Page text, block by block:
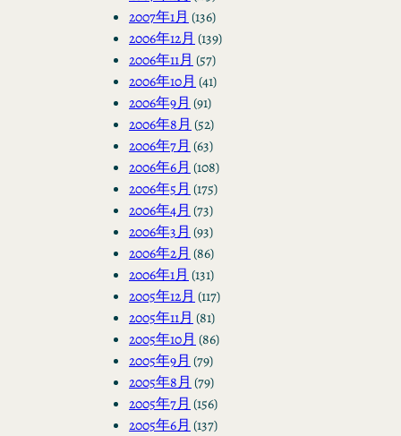
2007年1月 (136)
2006年12月 (139)
2006年11月 (57)
2006年10月 (41)
2006年9月 (91)
2006年8月 (52)
2006年7月 (63)
2006年6月 (108)
2006年5月 (175)
2006年4月 (73)
2006年3月 (93)
2006年2月 (86)
2006年1月 (131)
2005年12月 (117)
2005年11月 (81)
2005年10月 (86)
2005年9月 (79)
2005年8月 (79)
2005年7月 (156)
2005年6月 (137)